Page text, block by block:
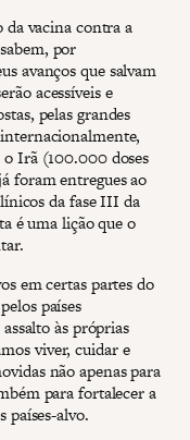
da vacina contra a
por
avanços que salvam
acessíveis e
pelas grandes
Irã (100.000 doses
foram entregues ao
da fase III da
é uma lição que o
em certas partes do
países
às próprias
viver, cuidar e
não apenas para
para fortalecer a
países-alvo.